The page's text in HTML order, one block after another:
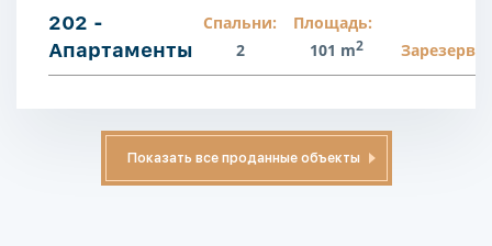
202 -
Апартаменты
Спальни:
2
Площадь:
101 m2
Показать все проданные объекты